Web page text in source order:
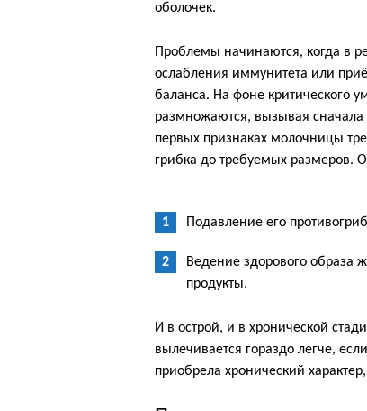
оболочек.
Проблемы начинаются, когда в
ослабления иммунитета или
баланса. На фоне критического
размножаются, вызывая
первых признаках молочницы
грибка до требуемых размеров.
Подавление его
Ведение здорового
продукты.
И в острой, и в хронической
вылечивается гораздо легче,
приобрела хронический